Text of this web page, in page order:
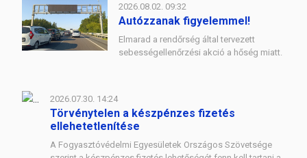
2026.08.02. 09:32
Autózzanak figyelemmel!
Elmarad a rendőrség által tervezett
sebességellenőrzési akció a hőség miatt.
2026.07.30. 14:24
Törvénytelen a készpénzes fizetés
ellehetetlenítése
A Fogyasztóvédelmi Egyesületek Országos Szövetsége